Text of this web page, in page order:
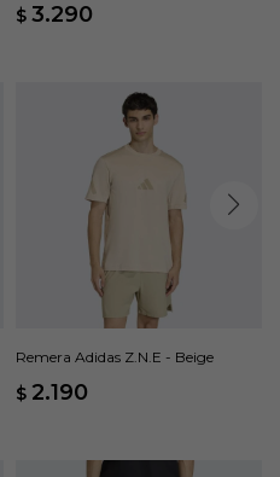
$ 3.290
Remera Adidas Z.N.E - Beige
$ 2.190